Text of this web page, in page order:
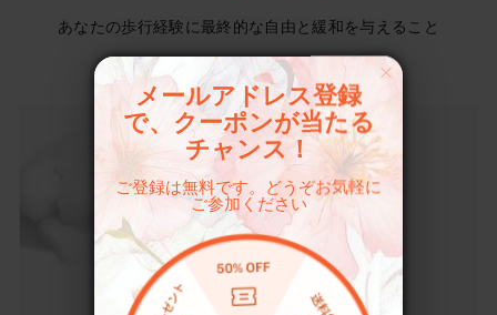
あなたの歩行経験に最終的な自由と緩和を与えること
メールアドレス登録
で、クーポンが当たる
チャンス！
ご登録は無料です。どうぞお気軽に
ご参加ください